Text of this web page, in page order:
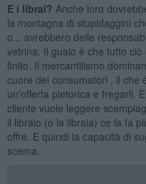
E i librai? Anche loro
la montagna di stupidaggini
o... avrebbero delle
vetrina. Il guaio è che tutto
finito. Il mercantilismo
cuore dei consumatori , il che
un'offerta pletorica e fregarli.
cliente vuole leggere
il libraio (o la libraia) ce la fa
offre. E quindi la capacità di
scema.